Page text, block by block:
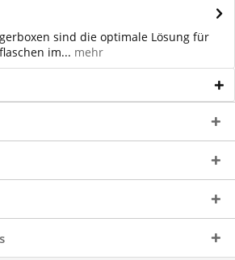
sind die optimale Lösung für
im... mehr